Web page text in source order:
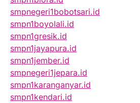
smpnegeri1bobotsari.id
smpn1boyolali.id
smpn1gresik.id
smpn1jayapura.id
smpn1jember.id
smpnegeri1jepara.id
smpn1karanganyar.id
smpn1kendari.id